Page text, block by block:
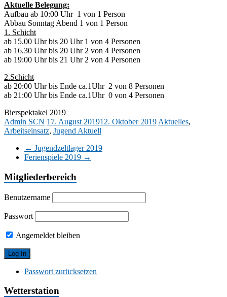
Aktuelle Belegung:
Aufbau ab 10:00 Uhr 1 von 1 Person
Abbau Sonntag Abend 1 von 1 Person
1. Schicht
ab 15.00 Uhr bis 20 Uhr 1 von 4 Personen
ab 16.30 Uhr bis 20 Uhr 2 von 4 Personen
ab 19:00 Uhr bis 21 Uhr 2 von 4 Personen
2.Schicht
ab 20:00 Uhr bis Ende ca.1Uhr 2 von 8 Personen
ab 21:00 Uhr bis Ende ca.1Uhr 0 von 4 Personen
Bierspektakel 2019
Admin SCN 17. August 201912. Oktober 2019 Aktuelles,
Arbeitseinsatz, Jugend Aktuell
← Jugendzeltlager 2019
Ferienspiele 2019 →
Mitgliederbereich
Benutzername
Passwort
Angemeldet bleiben
Passwort zurücksetzen
Wetterstation